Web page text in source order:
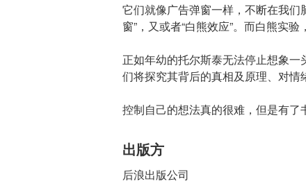
它们就像广告弹窗一样，不断在我
窗”，又或者“白熊效应”。而白熊实
正如年幼的托尔斯泰无法停止想象
们将探究其背后的真相及原理、对情
控制自己的想法真的很难，但是有了
出版方
后浪出版公司